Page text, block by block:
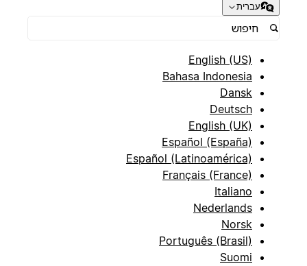
עברית
English (US)
Bahasa Indonesia
Dansk
Deutsch
English (UK)
Español (España)
Español (Latinoamérica)
Français (France)
Italiano
Nederlands
Norsk
Português (Brasil)
Suomi